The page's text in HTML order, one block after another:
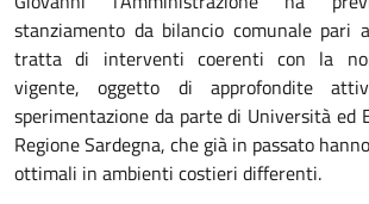
stanziamento da bilancio comunale pari
tratta di interventi coerenti con la
vigente, oggetto di approfondite
sperimentazione da parte di Università ed
Regione Sardegna, che già in passato
ottimali in ambienti costieri differenti.